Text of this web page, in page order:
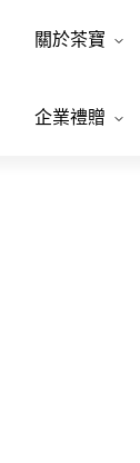
關於茶寶
企業禮贈